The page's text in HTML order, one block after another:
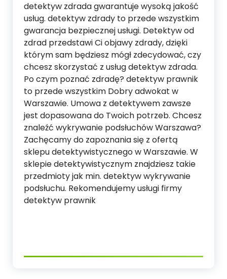
detektyw zdrada gwarantuje wysoką jakość
usług. detektyw zdrady to przede wszystkim
gwarancja bezpiecznej usługi. Detektyw od
zdrad przedstawi Ci objawy zdrady, dzięki
którym sam będziesz mógł zdecydować, czy
chcesz skorzystać z usług detektyw zdrada.
Po czym poznać zdradę? detektyw prawnik
to przede wszystkim Dobry adwokat w
Warszawie. Umowa z detektywem zawsze
jest dopasowana do Twoich potrzeb. Chcesz
znaleźć wykrywanie podsłuchów Warszawa?
Zachęcamy do zapoznania się z ofertą
sklepu detektywistycznego w Warszawie. W
sklepie detektywistycznym znajdziesz takie
przedmioty jak min. detektyw wykrywanie
podsłuchu. Rekomendujemy usługi firmy
detektyw prawnik